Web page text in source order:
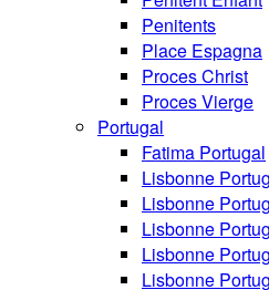
Penitents
Place Espagna
Proces Christ
Proces Vierge
Portugal
Fatima Portugal
Lisbonne
Lisbonne
Lisbonne
Lisbonne
Lisbonne